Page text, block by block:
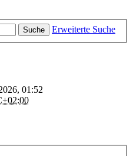
Suche Erweiterte Suche
01:52